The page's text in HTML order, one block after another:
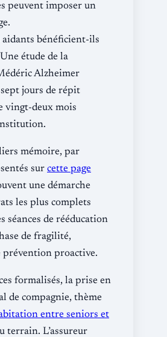
peuvent imposer un
aidants bénéficient-ils
étude de la
Alzheimer
jours de répit
vingt-deux mois
mémoire, par
sur cette page
une démarche
les plus complets
séances de rééducation
de fragilité,
prévention proactive.
formalisés, la prise en
de compagnie, thème
entre seniors et
terrain. L’assureur